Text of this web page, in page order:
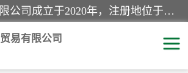
上海青禾贸易有限公司成立于2020年，注册地位于上海市宝山区。经营范围包括：机械设备、五金制品、劳防用品、电子产品、塑胶制品、家具、模具、纺织品、仪器仪表、建筑材料、装饰材料、化工产品、金属制品、机车配件等货物进出口报关、清关服务。
易有限公司